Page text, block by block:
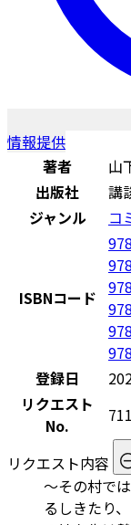
情報提供
著者
山
出版社
講
ジャンル
コ
ISBNコード
登録日
リクエスト
No.
リクエスト内容
～その村で
るしきたり